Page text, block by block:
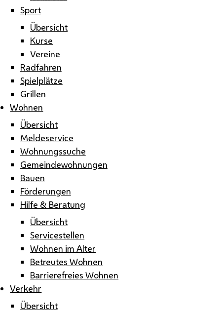
Sport
Übersicht
Kurse
Vereine
Radfahren
Spielplätze
Grillen
Wohnen
Übersicht
Meldeservice
Wohnungssuche
Gemeindewohnungen
Bauen
Förderungen
Hilfe & Beratung
Übersicht
Servicestellen
Wohnen im Alter
Betreutes Wohnen
Barrierefreies Wohnen
Verkehr
Übersicht